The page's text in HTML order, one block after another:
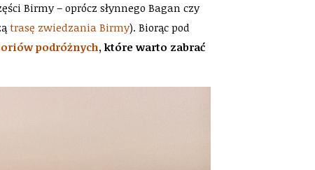
Birmy – oprócz słynnego Bagan czy
trasę zwiedzania Birmy). Biorąc pod
podróżnych, które warto zabrać